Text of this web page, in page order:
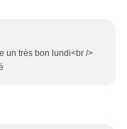
un très bon lundi<br />